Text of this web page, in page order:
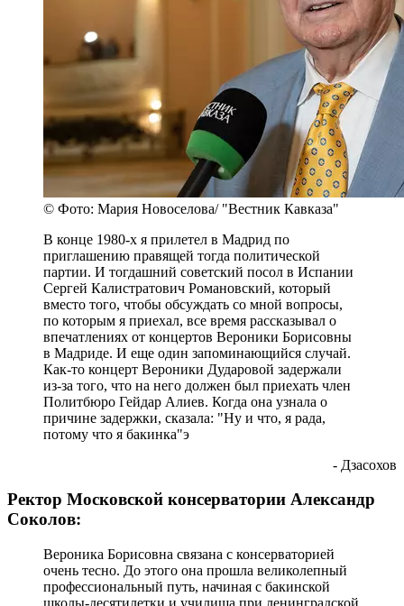
© Фото: Мария Новоселова/ "Вестник Кавказа"
В конце 1980-х я прилетел в Мадрид по
приглашению правящей тогда политической
партии. И тогдашний советский посол в Испании
Сергей Калистратович Романовский, который
вместо того, чтобы обсуждать со мной вопросы,
по которым я приехал, все время рассказывал о
впечатлениях от концертов Вероники Борисовны
в Мадриде. И еще один запоминающийся случай.
Как-то концерт Вероники Дударовой задержали
из-за того, что на него должен был приехать член
Политбюро Гейдар Алиев. Когда она узнала о
причине задержки, сказала: "Ну и что, я рада,
потому что я бакинка"э
- Дзасохов
Ректор Московской консерватории Александр
Соколов:
Вероника Борисовна связана с консерваторией
очень тесно. До этого она прошла великолепный
профессиональный путь, начиная с бакинской